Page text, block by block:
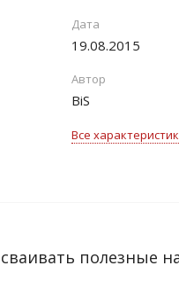
Дата
19.08.2015
Автор
BiS
Все
полезные